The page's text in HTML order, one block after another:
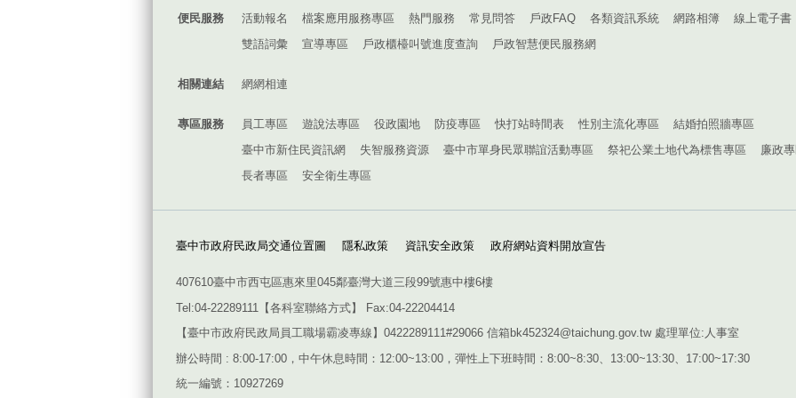
便民服務 活動報名 檔案應用服務專區 熱門服務 常見問答 戶政FAQ 各類資訊系統 網路相簿
線上電子書
雙語詞彙
宣導專區 戶政櫃檯叫號進度查詢 戶政智慧便民服務網
相關連結 網網相連
專區服務 員工專區 遊說法專區 役政園地 防疫專區 快打站時間表 性別主流化專區
結婚拍照牆專區
臺中市新住民資訊網
失智服務資源 臺中市單身民眾聯誼活動專區 祭祀公業土地代為標售專區
廉政
長者專區
安全衛生專區
臺中市政府民政局交通位置圖 隱私政策 資訊安全政策 政府網站資料開放宣告
407610臺中市西屯區惠來里045鄰臺灣大道三段99號惠中樓6樓
Tel:04-22289111【各科室聯絡方式】 Fax:04-22204414
【臺中市政府民政局員工職場霸凌專線】0422289111#29066 信箱bk452324@taichung.gov.tw 處理單位:人事室
辦公時間 : 8:00-17:00，中午休息時間：12:00~13:00，彈性上下班時間：8:00~8:30、13:00~13:30、17:00~17:30
統一編號：10927269